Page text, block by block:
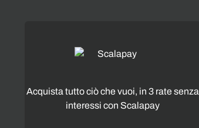
Acquista tutto ciò che vuoi, in 3 rate senza
interessi con Scalapay